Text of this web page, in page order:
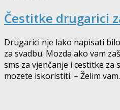
Čestitke drugarici
Drugarici nje lako napisati
za svadbu. Mozda ako vam
sms za vjenčanje i cestitke za
mozete iskoristiti. – Želim